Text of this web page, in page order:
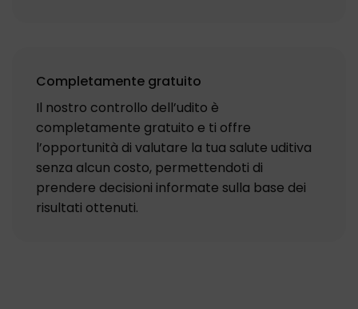
Completamente gratuito
Il nostro controllo dell’udito è
completamente gratuito e ti offre
l’opportunità di valutare la tua salute uditiva
senza alcun costo, permettendoti di
prendere decisioni informate sulla base dei
risultati ottenuti.